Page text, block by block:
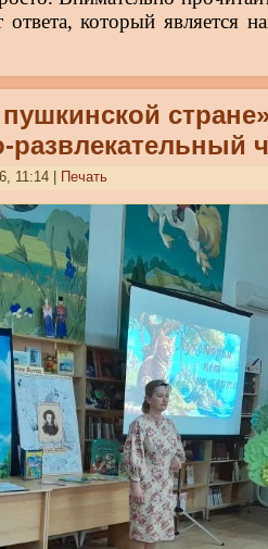
ответа, который является
развлекательный
11:14 Печать